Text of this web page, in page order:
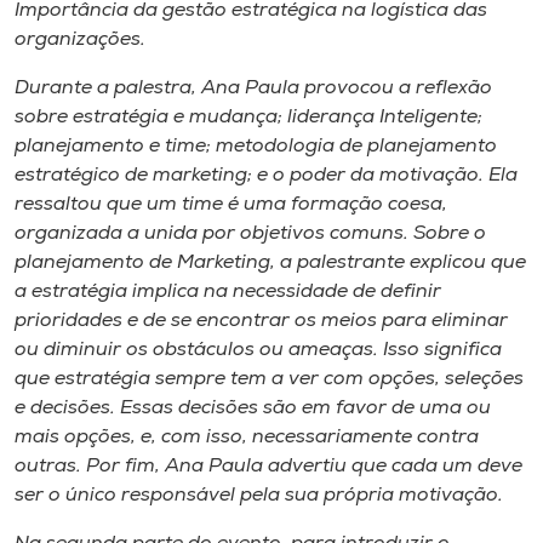
Importância da gestão estratégica na logística das
organizações.
Durante a palestra, Ana Paula provocou a reflexão
sobre estratégia e mudança; liderança Inteligente;
planejamento e time; metodologia de planejamento
estratégico de marketing; e o poder da motivação. Ela
ressaltou que um time é uma formação coesa,
organizada a unida por objetivos comuns. Sobre o
planejamento de Marketing, a palestrante explicou que
a estratégia implica na necessidade de definir
prioridades e de se encontrar os meios para eliminar
ou diminuir os obstáculos ou ameaças. Isso significa
que estratégia sempre tem a ver com opções, seleções
e decisões. Essas decisões são em favor de uma ou
mais opções, e, com isso, necessariamente contra
outras. Por fim, Ana Paula advertiu que cada um deve
ser o único responsável pela sua própria motivação.